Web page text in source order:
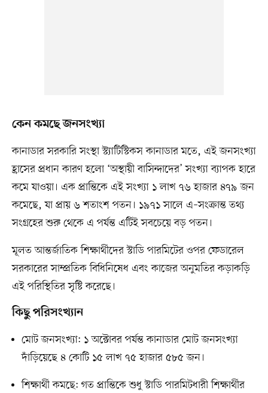
কেন কমছে জনসংখ্যা
কানাডার সরকারি সংস্থা স্ট্যাটিস্টিকস কানাডার মতে, এই জনসংখ্যা
হ্রাসের প্রধান কারণ হলো ‘অস্থায়ী বাসিন্দাদের’ সংখ্যা ব্যাপক হারে
কমে যাওয়া। এক প্রান্তিকে এই সংখ্যা ১ লাখ ৭৬ হাজার ৪৭৯ জন
কমেছে, যা প্রায় ৬ শতাংশ পতন। ১৯৭১ সালে এ–সংক্রান্ত তথ্য
সংগ্রহের শুরু থেকে এ পর্যন্ত এটিই সবচেয়ে বড় পতন।
মূলত আন্তর্জাতিক শিক্ষার্থীদের স্টাডি পারমিটের ওপর ফেডারেল
সরকারের সাম্প্রতিক বিধিনিষেধ এবং কাজের অনুমতির কড়াকড়ি
এই পরিস্থিতির সৃষ্টি করেছে।
কিছু পরিসংখ্যান
মোট জনসংখ্যা: ১ অক্টোবর পর্যন্ত কানাডার মোট জনসংখ্যা
দাঁড়িয়েছে ৪ কোটি ১৫ লাখ ৭৫ হাজার ৫৮৫ জন।
শিক্ষার্থী কমছে: গত প্রান্তিকে শুধু স্টাডি পারমিটধারী শিক্ষার্থীর